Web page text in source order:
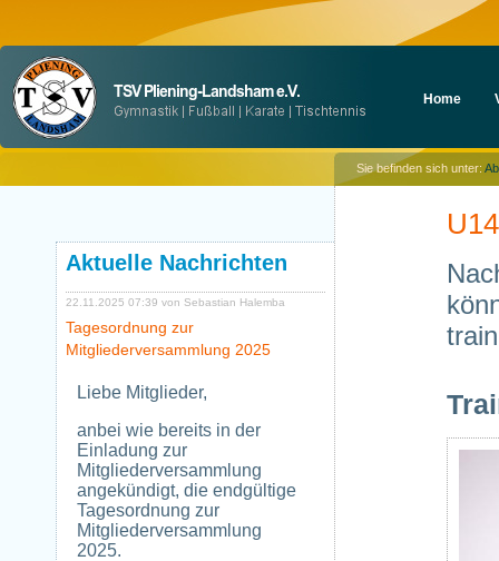
überspringen
Home
Sie befinden sich unter:
Aktuelle Nachrichten
22.11.2025 07:39 von Sebastian Halemba
Tagesordnung zur
Mitgliederversammlung 2025
Liebe Mitglieder,
anbei wie bereits in der
Einladung zur
Mitgliederversammlung
angekündigt, die endgültige
Tagesordnung zur
Mitgliederversammlung
2025.